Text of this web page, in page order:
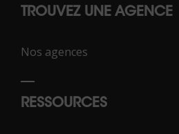
TROUVEZ UNE AGENCE
Nos agences
RESSOURCES